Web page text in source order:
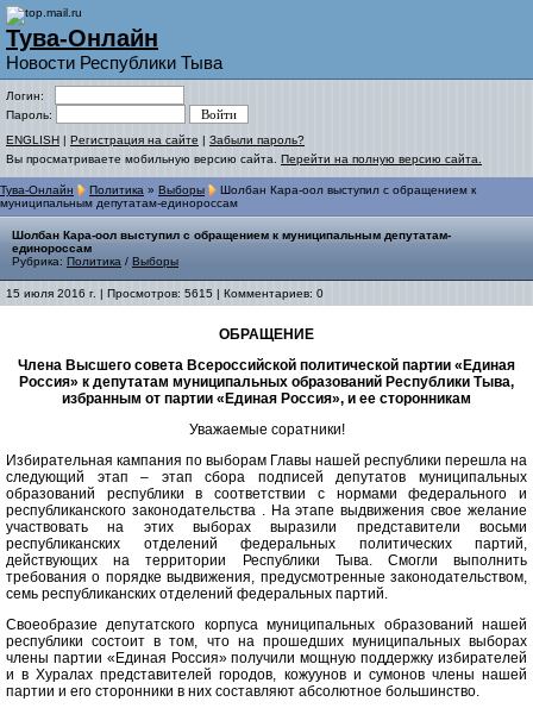
Тува-Онлайн
Новости Республики Тыва
Логин:
Пароль:
ENGLISH | Регистрация на сайте | Забыли пароль?
Вы просматриваете мобильную версию сайта. Перейти на полную версию сайта.
Тува-Онлайн Политика » Выборы
Шолбан Кара-оол выступил с обращением к
муниципальным депутатам-единороссам
Шолбан Кара-оол выступил с обращением к муниципальным депутатам-
единороссам
Рубрика: Политика / Выборы
15 июля 2016 г. | Просмотров: 5615 | Комментариев: 0
ОБРАЩЕНИЕ
Члена Высшего совета Всероссийской политической партии «Единая
Россия» к депутатам муниципальных образований Республики Тыва,
избранным от партии «Единая Россия», и ее сторонникам
Уважаемые соратники!
Избирательная кампания по выборам Главы нашей республики перешла на
следующий этап – этап сбора подписей депутатов муниципальных
образований республики в соответствии с нормами федерального и
республиканского законодательства . На этапе выдвижения свое желание
участвовать на этих выборах выразили представители восьми
республиканских отделений федеральных политических партий,
действующих на территории Республики Тыва. Смогли выполнить
требования о порядке выдвижения, предусмотренные законодательством,
семь республиканских отделений федеральных партий.
Своеобразие депутатского корпуса муниципальных образований нашей
республики состоит в том, что на прошедших муниципальных выборах
члены партии «Единая Россия» получили мощную поддержку избирателей
и в Хуралах представителей городов, кожуунов и сумонов члены нашей
партии и его сторонники в них составляют абсолютное большинство.